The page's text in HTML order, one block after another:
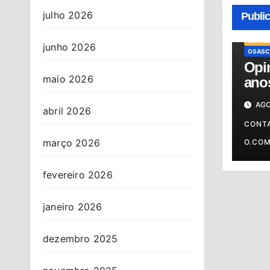
julho 2026
junho 2026
maio 2026
abril 2026
março 2026
fevereiro 2026
janeiro 2026
dezembro 2025
O.COM